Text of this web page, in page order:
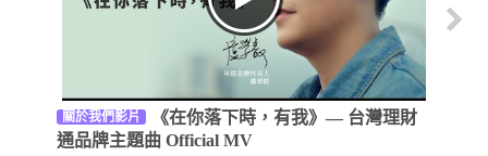
關於我們影片
《在你落下時，有我》— 台灣理財
通品牌主題曲 Official MV